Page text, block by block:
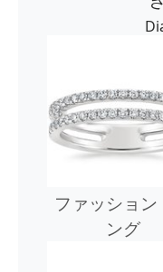
ファッション
ング